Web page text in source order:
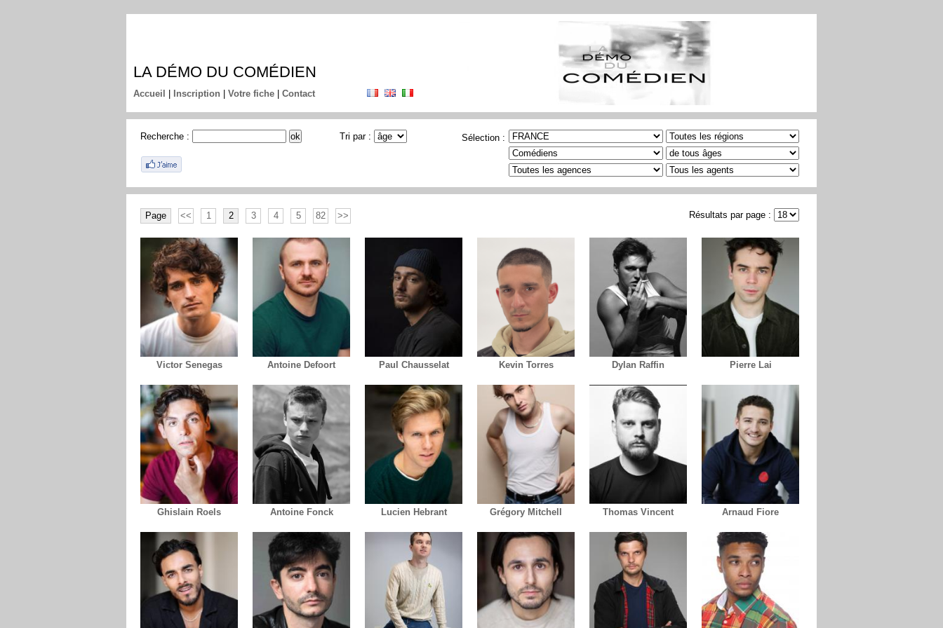
LA DÉMO DU COMÉDIEN
Accueil Inscription Votre fiche Contact
Sélection :
Recherche : Tri par :
Résultats par page :
Page << 1 2 3 4 5 82 >>
Victor Senegas Antoine Defoort Paul Chausselat Kevin Torres Dylan Raffin Pierre Lai
Ghislain Roels Antoine Fonck Lucien Hebrant Grégory Mitchell Thomas Vincent Arnaud Fiore